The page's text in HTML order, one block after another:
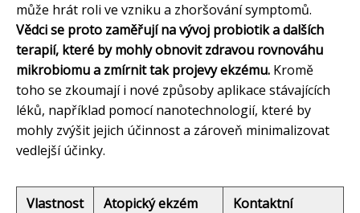
může hrát roli ve vzniku a zhoršování symptomů.
Vědci se proto zaměřují na vývoj probiotik a dalších
terapií, které by mohly obnovit zdravou rovnováhu
mikrobiomu a zmírnit tak projevy ekzému. Kromě
toho se zkoumají i nové způsoby aplikace stávajících
léků, například pomocí nanotechnologií, které by
mohly zvýšit jejich účinnost a zároveň minimalizovat
vedlejší účinky.
Vlastnost Atopický ekzém
Kontaktní